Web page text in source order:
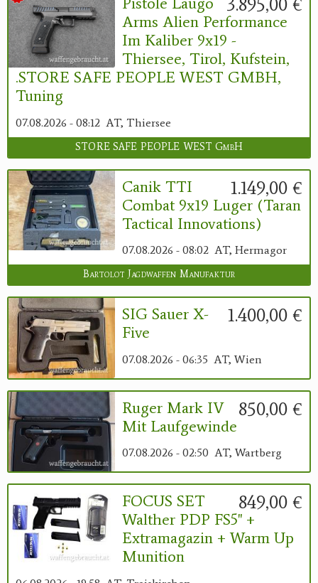
Arms Alien Performance
Im Kaliber 9x19 -
Thiersee, Tirol, Kufstein,
.STORE SAFE PEOPLE WEST GMBH,
Tuning
07.08.2026 - 08:12 AT, Thiersee
STORE SAFE PEOPLE WEST GmbH
1.149,00 €
Canik TTI
Combat 9x19 Luger (Taran
Tactical Innovations)
07.08.2026 - 08:02 AT, Hermagor
Bartolot Jagdwaffen Manufaktur
1.400,00 €
SIG Sauer X-
Five
07.08.2026 - 06:35 AT, Wien
850,00 €
Ruger Mark IV
Mit Laufgewinde
07.08.2026 - 02:50 AT, Wartberg
849,00 €
FOCUS SET
Walther PDP FS5" +
Extramagazin + Warm Up
Munition